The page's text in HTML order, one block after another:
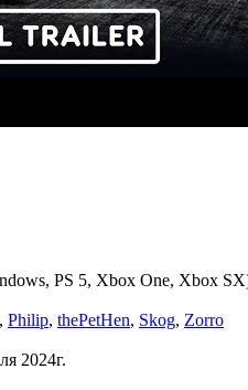
PS 5, Xbox One, Xbox SX
, Philip, thePetHen, Skog, Zorro
2024г.